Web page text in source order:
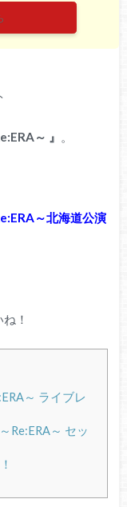
～ 』
～北海道公演
！
～ ライブレ
Re:ERA～ セッ